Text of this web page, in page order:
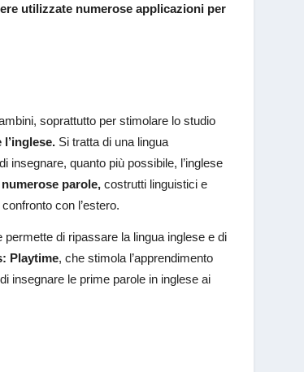
utilizzate numerose applicazioni per
soprattutto per stimolare lo studio
Si tratta di una lingua
insegnare, quanto più possibile, l’inglese
parole, costrutti linguistici e
con l’estero.
permette di ripassare la lingua inglese e di
Playtime, che stimola l’apprendimento
insegnare le prime parole in inglese ai